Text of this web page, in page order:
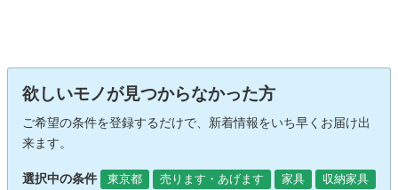
欲しいモノが見つからなかった方
ご希望の条件を登録するだけで、新着情報をいち早くお届け出
来ます。
選択中の条件 東京都 売ります・あげます 家具
収納家具